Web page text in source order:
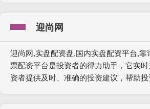
迎尚网
迎尚网,实盘配资盘,国内实盘配资平台,
票配资平台是投资者的得力助手，它实
资者提供及时、准确的投资建议，帮助投